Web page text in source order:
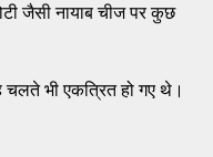
जैसी नायाब चीज पर कुछ
भी एकत्रित हो गए थे।